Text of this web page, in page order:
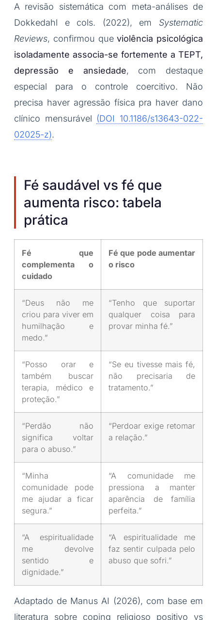
A revisão sistemática com meta-análises de
Dokkedahl e cols. (2022), em Systematic
Reviews, confirmou queviolência psicológica
isoladamente associa-se fortemente a TEPT,
depressão e ansiedade, com destaque
especial para o controle coercitivo. Não
precisa haver agressão física pra haver dano
clínico mensurável (DOI 10.1186/s13643-022-
02025-z).
Fé saudável vs fé que
aumenta risco: tabela
prática
Fé que
complementa o
cuidado
Fé que pode aumentar
o risco
“Deus não me
criou para viver em
humilhação e
medo.”
“Tenho que suportar
qualquer coisa para
provar minha fé.”
“Posso orar e
também buscar
terapia, médico e
proteção.”
“Se eu tivesse mais fé,
não precisaria de
tratamento.”
“Perdão não
significa voltar
para o abuso.”
“Perdoar exige retomar
a relação.”
“Minha
comunidade pode
me ajudar a ficar
segura.”
“A comunidade me
pressiona a manter
aparência de família
perfeita.”
“A espiritualidade
me devolve
sentido e
dignidade.”
“A espiritualidade me
faz sentir culpada pelo
abuso que sofri.”
Adaptado de Manus AI (2026), com base em
literatura sobre coping religioso positivo vs